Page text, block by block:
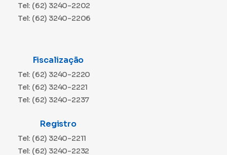
Tel: (62) 3240-2202
Tel: (62) 3240-2206
Fiscalização
Tel: (62) 3240-2220
Tel: (62) 3240-2221
Tel: (62) 3240-2237
Registro
Tel: (62) 3240-2211
Tel: (62) 3240-2232